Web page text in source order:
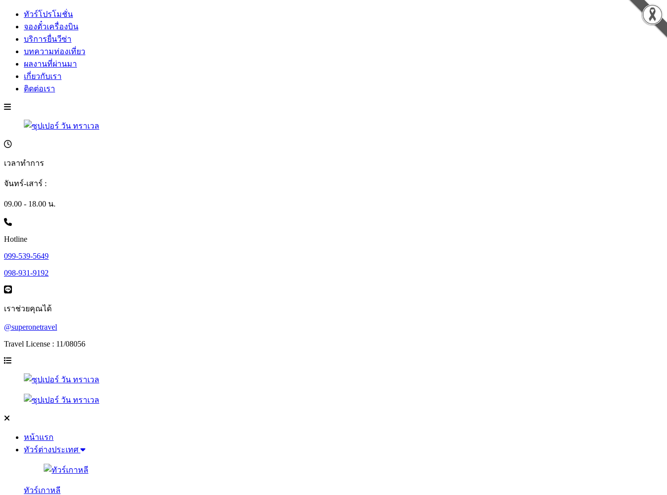
ทัวร์โปรโมชั่น
จองตั๋วเครื่องบิน
บริการยื่นวีซ่า
บทความท่องเที่ยว
ผลงานที่ผ่านมา
เกี่ยวกับเรา
ติดต่อเรา
เวลาทำการ
จันทร์-เสาร์ :
09.00 - 18.00 น.
Hotline
099-539-5649
098-931-9192
เราช่วยคุณได้
@superonetravel
Travel License : 11/08056
หน้าแรก
ทัวร์ต่างประเทศ
ทัวร์เกาหลี